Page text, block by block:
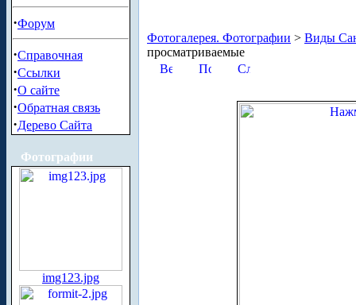
·Форум
·Справочная
·Ссылки
·О сайте
·Обратная связь
·Дерево Сайта
Фотографии
img123.jpg
Фотогалерея. Фотографии > Виды
просматриваемые